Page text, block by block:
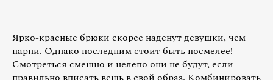
Ярко-красные брюки скорее наденут девушки, чем
парни. Однако последним стоит быть посмелее!
Смотреться смешно и нелепо они не будут, если